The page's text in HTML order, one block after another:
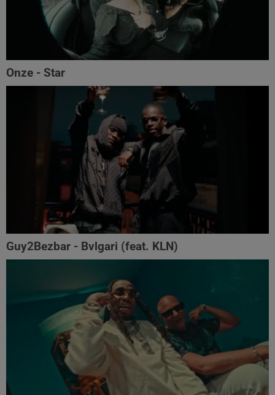
Onze - Star
Guy2Bezbar - Bvlgari (feat. KLN)